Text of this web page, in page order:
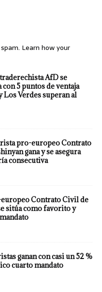
Learn how your
AfD se
5 puntos de ventaja
Los Verdes superan al
pro-europeo Contrato
gana y se asegura
consecutiva
Contrato Civil de
sitúa como favorito y
ganan con casi un 52 %
cuarto mandato